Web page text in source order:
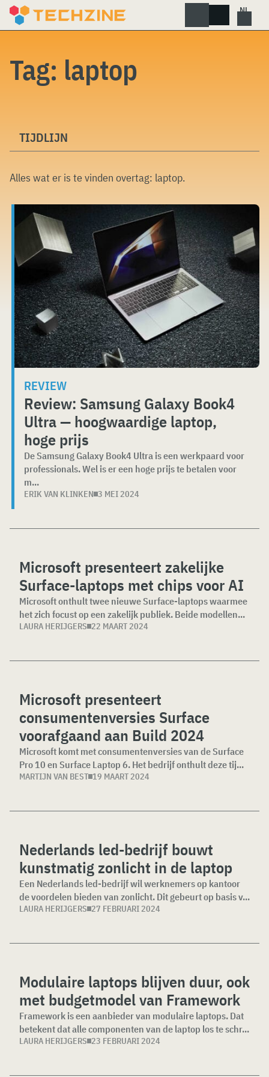
Skip
Tag: laptop
TIJDLIJN
Alles wat er is te vinden overtag: laptop.
REVIEW
Review: Samsung Galaxy Book4
Ultra — hoogwaardige laptop,
hoge prijs
De Samsung Galaxy Book4 Ultra is een werkpaard voor
professionals. Wel is er een hoge prijs te betalen voor
m...
ERIK VAN KLINKEN 3 MEI 2024
Microsoft presenteert zakelijke
Surface-laptops met chips voor AI
Microsoft onthult twee nieuwe Surface-laptops waarmee
het zich focust op een zakelijk publiek. Beide modellen...
LAURA HERIJGERS 22 MAART 2024
Microsoft presenteert
consumentenversies Surface
voorafgaand aan Build 2024
Microsoft komt met consumentenversies van de Surface
Pro 10 en Surface Laptop 6. Het bedrijf onthult deze tij...
MARTIJN VAN BEST 19 MAART 2024
Nederlands led-bedrijf bouwt
kunstmatig zonlicht in de laptop
Een Nederlands led-bedrijf wil werknemers op kantoor
de voordelen bieden van zonlicht. Dit gebeurt op basis v...
LAURA HERIJGERS 27 FEBRUARI 2024
Modulaire laptops blijven duur, ook
met budgetmodel van Framework
Framework is een aanbieder van modulaire laptops. Dat
betekent dat alle componenten van de laptop los te schr...
LAURA HERIJGERS 23 FEBRUARI 2024